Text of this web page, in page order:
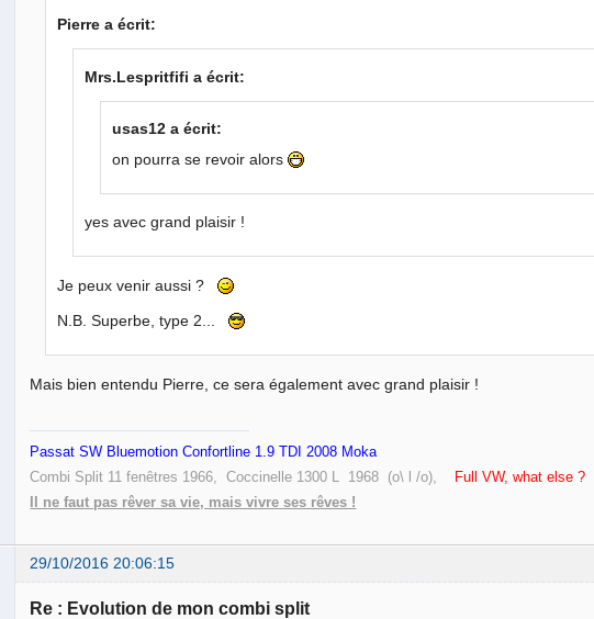
Pierre a écrit:
Mrs.Lespritfifi a écrit:
usas12 a écrit:
on pourra se revoir alors
yes avec grand plaisir !
Je peux venir aussi ?
N.B. Superbe, type 2...
Mais bien entendu Pierre, ce sera également avec grand plaisir !
Passat SW Bluemotion Confortline 1.9 TDI 2008 Moka
Combi Split 11 fenêtres 1966, Coccinelle 1300 L 1968 (o\ l /o), Full VW, what else ?
Il ne faut pas rêver sa vie, mais vivre ses rêves !
29/10/2016 20:06:15
Re : Evolution de mon combi split